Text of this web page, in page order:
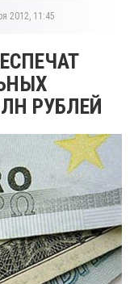
2012, 11:45
РУБЛЕЙ